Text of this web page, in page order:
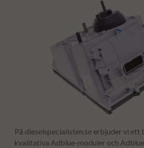
På dieselspecialisten.se erbjuder vi
kvalitativa Adblue-moduler och